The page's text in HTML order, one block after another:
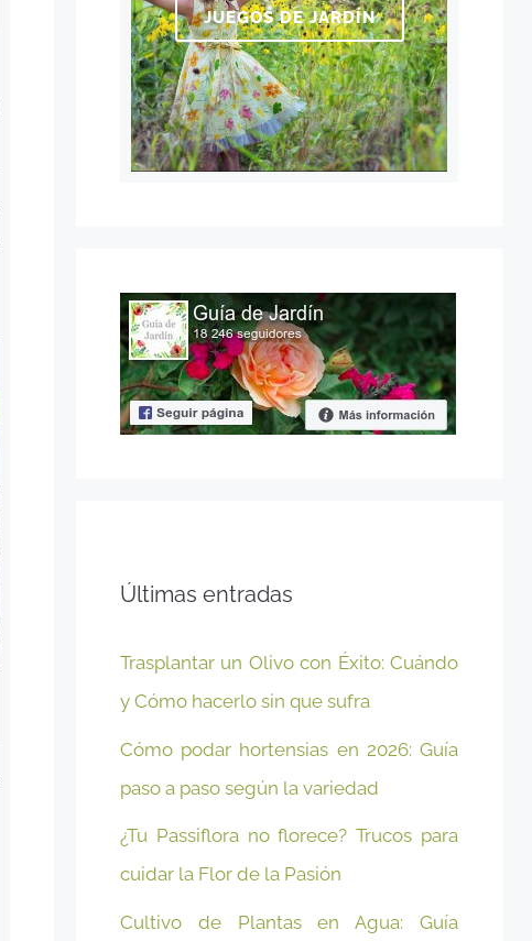
JUEGOS DE JARDÍN
Últimas entradas
Trasplantar un Olivo con Éxito: Cuándo
y Cómo hacerlo sin que sufra
Cómo podar hortensias en 2026: Guía
paso a paso según la variedad
¿Tu Passiflora no florece? Trucos para
cuidar la Flor de la Pasión
Cultivo de Plantas en Agua: Guía